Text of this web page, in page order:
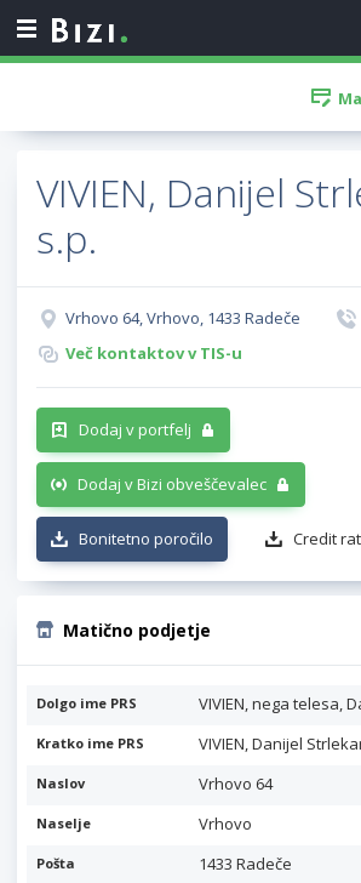
VIVIEN, Danijel
s.p.
Vrhovo 64, Vrhovo, 1433 Radeče
Več kontaktov v TIS-u
Dodaj v portfelj
Dodaj v Bizi obveščevalec
Bonitetno poročilo Credit
Matično podjetje
Dolgo ime PRS VIVIEN, nega telesa,
Kratko ime PRS VIVIEN, Danijel
Naslov Vrhovo 64
Naselje Vrhovo
Pošta 1433 Radeče